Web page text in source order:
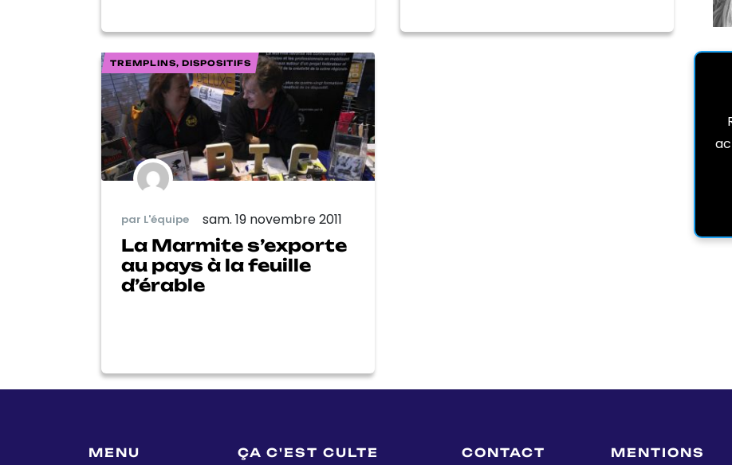
TREMPLINS, DISPOSITIFS
par L'équipe sam. 19 novembre 2011
La Marmite s’exporte
au pays à la feuille
d’érable
MENU ÇA C'EST CULTE CONTACT
MENTIONS